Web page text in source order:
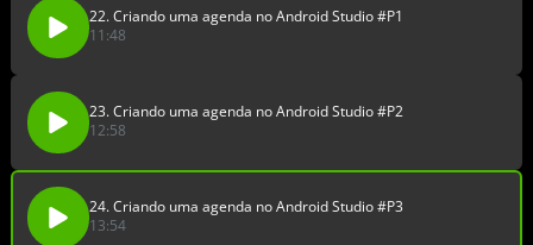
22. Criando uma agenda no Android Studio #P1
11:48
23. Criando uma agenda no Android Studio #P2
12:58
24. Criando uma agenda no Android Studio #P3
13:54